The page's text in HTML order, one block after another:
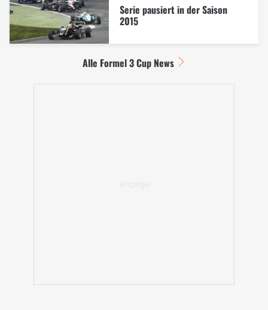
Serie pausiert in der Saison
2015
Alle Formel 3 Cup News